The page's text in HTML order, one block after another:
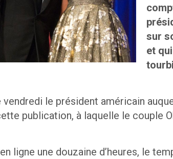
sur
et
vendredi le président américain
publication, à laquelle le couple
ligne une douzaine d’heures, le